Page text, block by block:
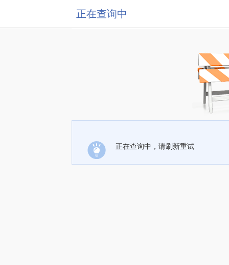
正在查询中
正在查询中，请刷新重试